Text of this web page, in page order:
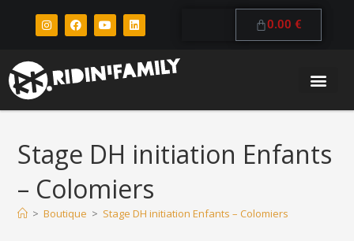
0.00 €
Stage DH initiation Enfants
– Colomiers
> Boutique > Stage DH initiation Enfants – Colomiers